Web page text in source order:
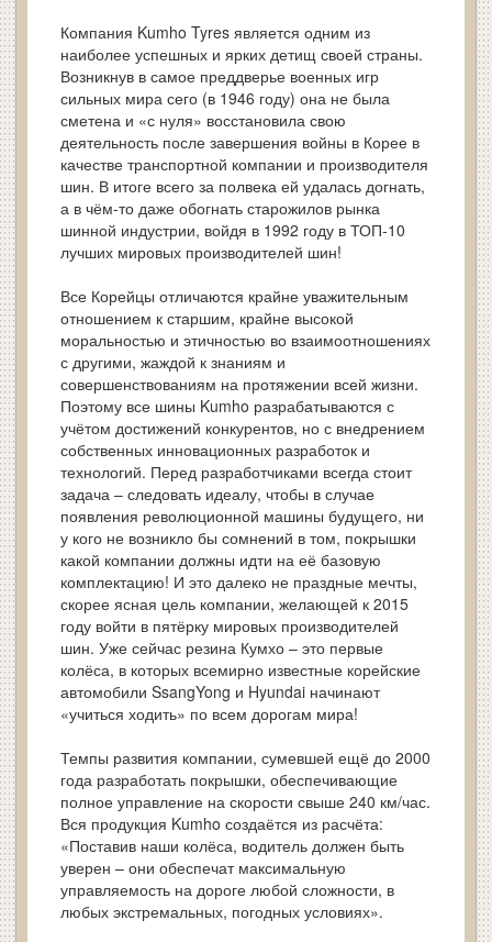
Компания Kumho Tyres является одним из
наиболее успешных и ярких детищ своей страны.
Возникнув в самое преддверье военных игр
сильных мира сего (в 1946 году) она не была
сметена и «с нуля» восстановила свою
деятельность после завершения войны в Корее в
качестве транспортной компании и производителя
шин. В итоге всего за полвека ей удалась догнать,
а в чём-то даже обогнать старожилов рынка
шинной индустрии, войдя в 1992 году в ТОП-10
лучших мировых производителей шин!
Все Корейцы отличаются крайне уважительным
отношением к старшим, крайне высокой
моральностью и этичностью во взаимоотношениях
с другими, жаждой к знаниям и
совершенствованиям на протяжении всей жизни.
Поэтому все шины Kumho разрабатываются с
учётом достижений конкурентов, но с внедрением
собственных инновационных разработок и
технологий. Перед разработчиками всегда стоит
задача – следовать идеалу, чтобы в случае
появления революционной машины будущего, ни
у кого не возникло бы сомнений в том, покрышки
какой компании должны идти на её базовую
комплектацию! И это далеко не праздные мечты,
скорее ясная цель компании, желающей к 2015
году войти в пятёрку мировых производителей
шин. Уже сейчас резина Кумхо – это первые
колёса, в которых всемирно известные корейские
автомобили SsangYong и Hyundai начинают
«учиться ходить» по всем дорогам мира!
Темпы развития компании, сумевшей ещё до 2000
года разработать покрышки, обеспечивающие
полное управление на скорости свыше 240 км/час.
Вся продукция Kumho создаётся из расчёта:
«Поставив наши колёса, водитель должен быть
уверен – они обеспечат максимальную
управляемость на дороге любой сложности, в
любых экстремальных, погодных условиях».